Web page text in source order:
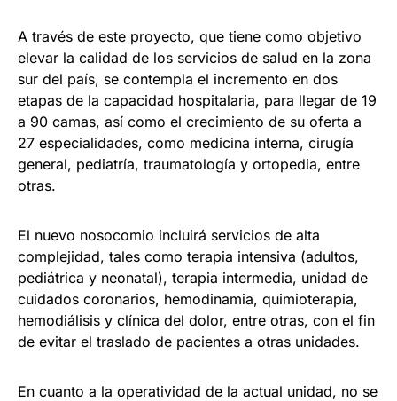
A través de este proyecto, que tiene como objetivo
elevar la calidad de los servicios de salud en la zona
sur del país, se contempla el incremento en dos
etapas de la capacidad hospitalaria, para llegar de 19
a 90 camas, así como el crecimiento de su oferta a
27 especialidades, como medicina interna, cirugía
general, pediatría, traumatología y ortopedia, entre
otras.
El nuevo nosocomio incluirá servicios de alta
complejidad, tales como terapia intensiva (adultos,
pediátrica y neonatal), terapia intermedia, unidad de
cuidados coronarios, hemodinamia, quimioterapia,
hemodiálisis y clínica del dolor, entre otras, con el fin
de evitar el traslado de pacientes a otras unidades.
En cuanto a la operatividad de la actual unidad, no se